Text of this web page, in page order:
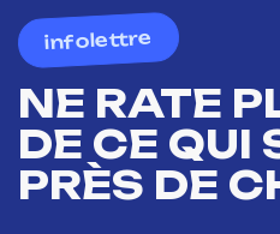
infolettre
NE RATE
DE CE QUI
PRÈS DE